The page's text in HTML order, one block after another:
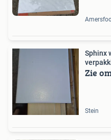
Sphinx
Zie
Stein